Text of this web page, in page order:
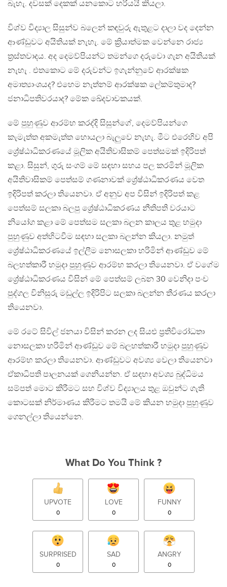
බැහැ. දවසක් දෙකක් යනකොට හරියයි කියලා.
විශ්ව විද්‍යාල සිසුන්ව බලෙන් කඳවුරු ඇතුළට දාලා වද දෙන්න
ආණ්ඩුවට අයිතියක් නැහැ. මේ ක්‍රියාත්මක වෙන්නෙ රාජ්‍ය
ත්‍රස්තවාදය. අද දෙමව්පියන්ට තමන්ගෙ දරුවො ගැන අයිතියක්
නැහැ . එතකොට මේ දරුවන්ට ඉගැන්නුවේ ආරක්ෂක
අමාත්‍යාංශයද? එහෙම නැත්නම් ආරක්ෂක ලේකම්තුමාද?
ජනාධිපතිවරයාද? මේක ඛේදවාචකයක්.
මේ පුහුණුව ආරම්භ කරද්දි සිසුන්ගේ, දෙමව්පියන්ගෙ
කැමැත්ත අකමැත්ත හොයලා බැලුවෙ නැහැ. මීට එරෙහිව අපි
ශ්‍රේෂ්ඨාධිකරණයේ මූලික අයිතිවාසිකම් පෙත්සමක් ඉදිරිපත්
කළා. සිසුන්, ගුරු සංගම් මේ සඳහා සහය පල කරමින් මූලික
අයිතිවාසිකම් පෙත්සම් ගණනාවක් ශ්‍රේෂ්ඨාධිකරණය වෙත
ඉදිරිපත් කරලා තියෙනවා. ඒ අනුව අප විසින් ඉදිරිපත් කළ
පෙත්සම් සලකා බලපු ශ්‍රේෂ්ඨාධිකරණය නීතිපති වරයාට
නියෝග කළා මේ පෙත්සම සලකා බලන කාලය තුළ හමුදා
පුහුණුව අත්හිටවීම සඳහා සලකා බලන්න කියලා. නමුත්
ශ්‍රේෂ්ඨාධිකරණයේ ඉල්ලීම නොසලකා හරිමින් ආණ්ඩුව මේ
බලහත්කාරී හමුදා පුහුණුව ආරම්භ කරලා තියෙනවා. ඒ වගේම
ශ්‍රේෂ්ඨාධිකරණය විසින් මේ පෙත්සම් ලබන 30 වෙනිදා පංච
පුද්ගල විනිසුරු මඩුල්ල ඉදිරිපිට සලකා බලන්න තීරණය කරලා
තියෙනවා.
මේ රටේ සිවිල් ජනයා විසින් කරන ලද සියළු ප්‍රතිවිරෝධතා
නොසලකා හරිමින් ආණ්ඩුව මේ බලහත්කාරී හමුදා පුහුණුව
ආරම්භ කරලා තියෙනවා. ආණ්ඩුවට අවශ්‍ය වෙලා තියෙනවා
ඒකාධිපති පාලනයක් ගෙනියන්න. ඒ සඳහා අවශ්‍ය බුද්ධිමය
සම්පත් මොට කිරීමට සහ විශ්ව විද්‍යාලය තුළ ඔවුන්ට ගැති
කොටසක් නිර්මාණය කිරීමට තමයි මේ කියන හමුදා පුහුණුව
ගෙනල්ලා තියෙන්නෙ.
What Do You Think ?
UPVOTE
0
LOVE
0
FUNNY
0
SURPRISED
0
SAD
0
ANGRY
0